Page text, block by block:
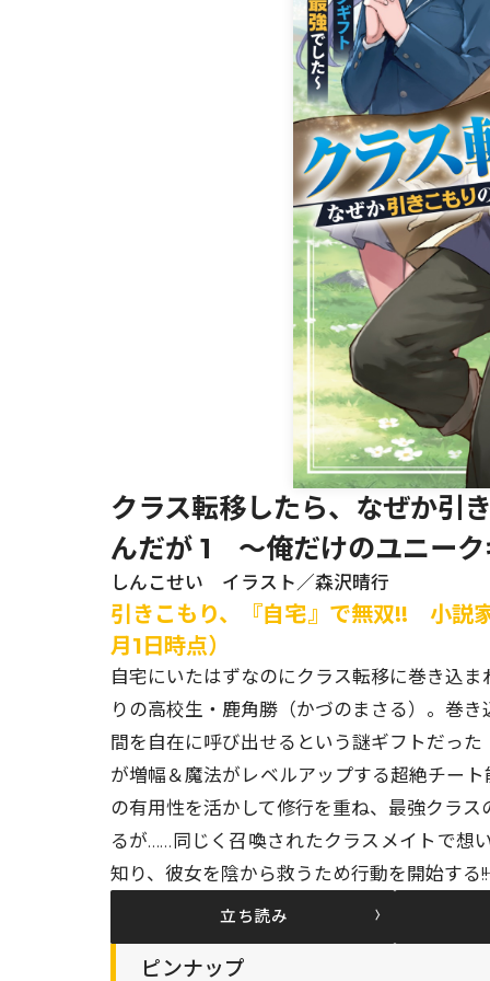
クラス転移したら、なぜか引
んだが 1 ～俺だけのユニー
しんこせい イラスト／森沢晴行
引きこもり、『自宅』で無双!! 小説
月1日時点）
自宅にいたはずなのにクラス転移に巻き込
りの高校生・鹿角勝（かづのまさる）。巻
間を自在に呼び出せるという謎ギフトだっ
が増幅＆魔法がレベルアップする超絶チー
の有用性を活かして修行を重ね、最強クラ
るが……同じく召喚されたクラスメイトで想
知り、彼女を陰から救うため行動を開始する――!!
立ち読み
ピンナップ